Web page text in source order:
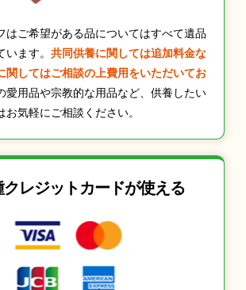
はご希望がある品についてはすべて遺品
ます。 共同供養に関しては追加料金な
関してはご相談の上費用をいただいてお
愛用品や宗教的な用品など、供養したい
お気軽にご相談ください。
レジットカードが使える